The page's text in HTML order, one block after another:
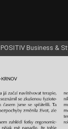
POSITIV Business &